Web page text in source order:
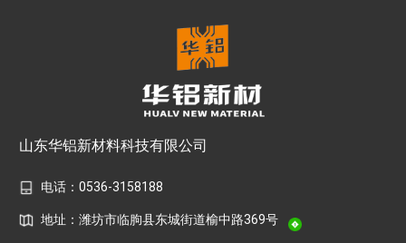
山东华铝新材料科技有限公司
电话：0536-3158188
地址：潍坊市临朐县东城街道榆中路369号